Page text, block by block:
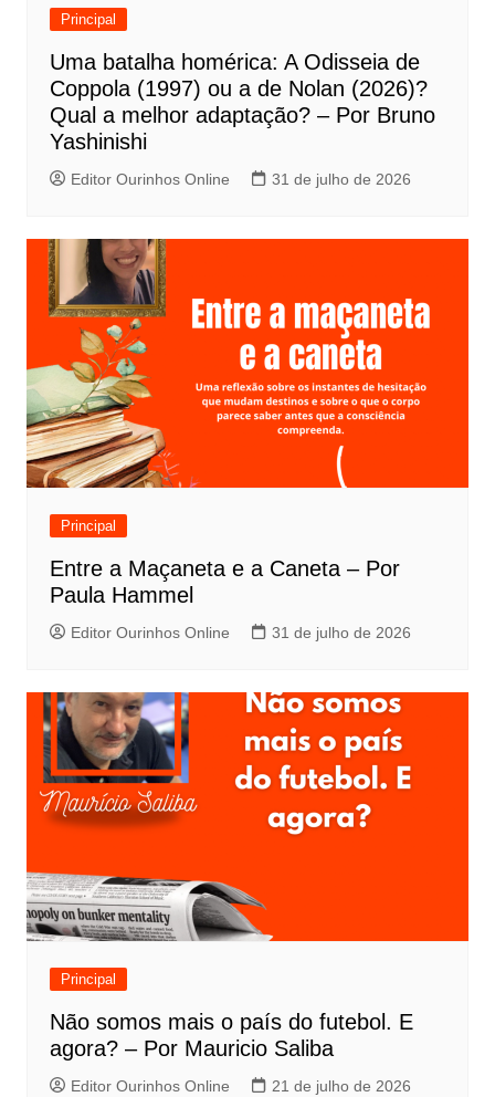
Principal
Uma batalha homérica: A Odisseia de
Coppola (1997) ou a de Nolan (2026)?
Qual a melhor adaptação? – Por Bruno
Yashinishi
Editor Ourinhos Online 31 de julho de 2026
Principal
Entre a Maçaneta e a Caneta – Por
Paula Hammel
Editor Ourinhos Online 31 de julho de 2026
Principal
Não somos mais o país do futebol. E
agora? – Por Mauricio Saliba
Editor Ourinhos Online 21 de julho de 2026